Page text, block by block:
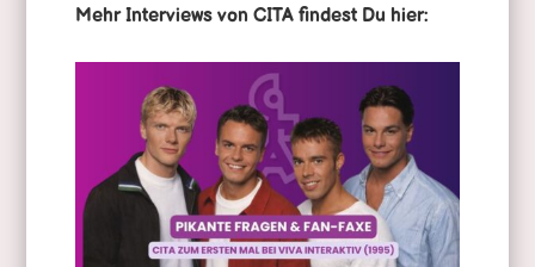
Mehr Interviews von CITA findest Du hier: